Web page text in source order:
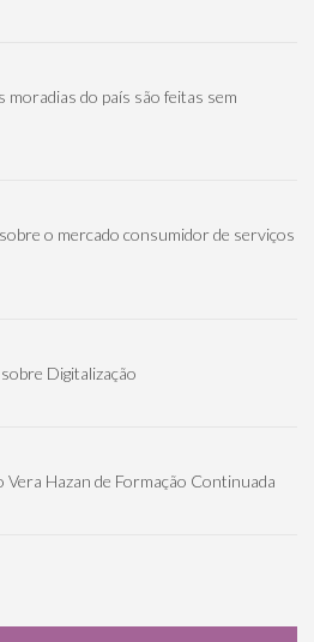
moradias do país são feitas sem
o mercado consumidor de serviços
Digitalização
Vera Hazan de Formação Continuada